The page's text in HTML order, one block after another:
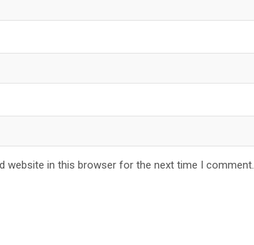
website in this browser for the next time I comment.